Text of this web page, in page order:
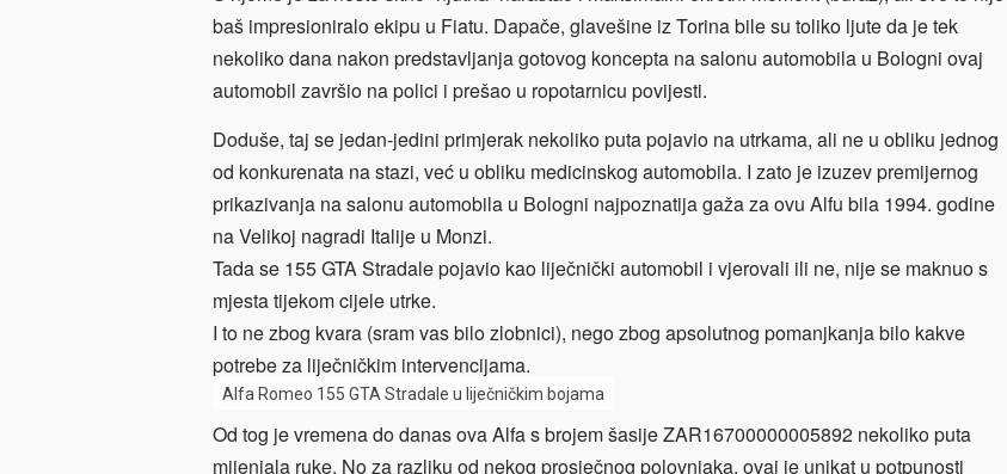
baš impresioniralo ekipu u Fiatu. Dapače, glavešine iz Torina bile su toliko ljute da je tek
nekoliko dana nakon predstavljanja gotovog koncepta na salonu automobila u Bologni ovaj
automobil završio na polici i prešao u ropotarnicu povijesti.
Doduše, taj se jedan-jedini primjerak nekoliko puta pojavio na utrkama, ali ne u obliku jednog
od konkurenata na stazi, već u obliku medicinskog automobila. I zato je izuzev premijernog
prikazivanja na salonu automobila u Bologni najpoznatija gaža za ovu Alfu bila 1994. godine
na Velikoj nagradi Italije u Monzi.
Tada se 155 GTA Stradale pojavio kao liječnički automobil i vjerovali ili ne, nije se maknuo s
mjesta tijekom cijele utrke.
I to ne zbog kvara (sram vas bilo zlobnici), nego zbog apsolutnog pomanjkanja bilo kakve
potrebe za liječničkim intervencijama.
Alfa Romeo 155 GTA Stradale u liječničkim bojama
Od tog je vremena do danas ova Alfa s brojem šasije ZAR16700000005892 nekoliko puta
mijenjala ruke. No za razliku od nekog prosječnog polovnjaka, ovaj je unikat u potpunosti